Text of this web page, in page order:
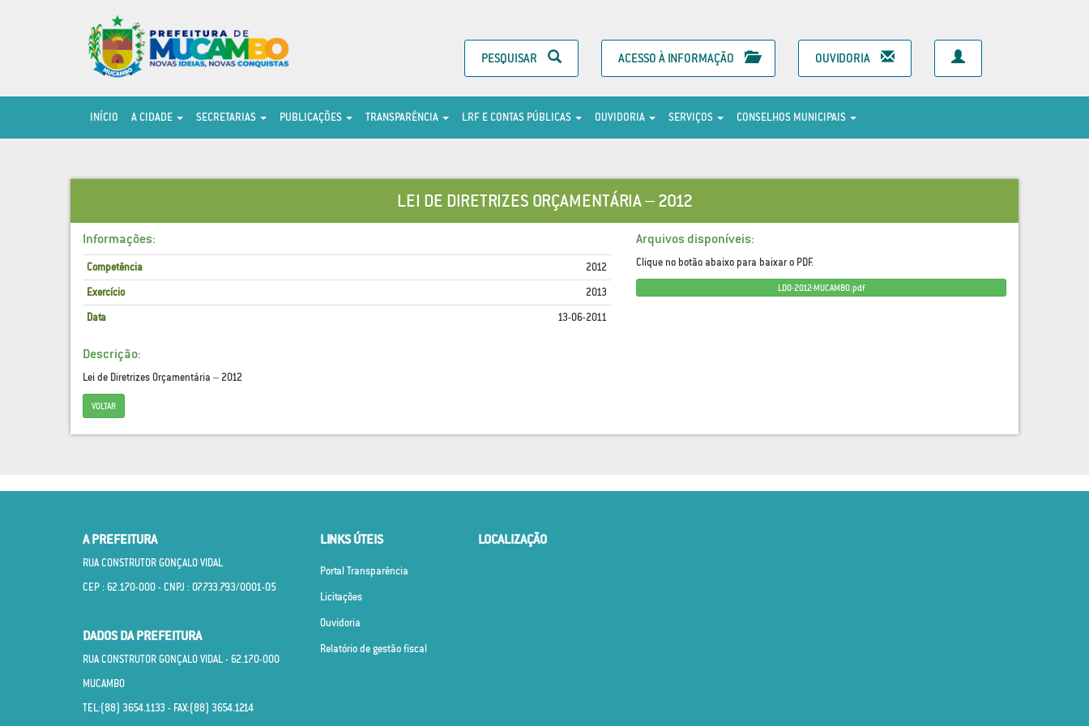
PESQUISAR ACESSO À INFORMAÇÃO OUVIDORIA
INÍCIO A CIDADE SECRETARIAS PUBLICAÇÕES TRANSPARÊNCIA LRF E CONTAS PÚBLICAS OUVIDORIA SERVIÇOS CONSELHOS MUNICIPAIS
LEI DE DIRETRIZES ORÇAMENTÁRIA – 2012
Informações:
Competência 2012
Exercício 2013
Data 13-06-2011
Descrição:
Lei de Diretrizes Orçamentária – 2012
VOLTAR
Arquivos disponíveis:
Clique no botão abaixo para baixar o PDF.
LDO-2012-MUCAMBO.pdf
A PREFEITURA
RUA CONSTRUTOR GONÇALO VIDAL
CEP : 62.170­-000 - CNPJ : 07.733.793/0001­-05
DADOS DA PREFEITURA
RUA CONSTRUTOR GONÇALO VIDAL - 62.170­-000
MUCAMBO
TEL:(88) 3654.1133 - FAX:(88) 3654.1214
LINKS ÚTEIS
Portal Transparência
Licitações
Ouvidoria
Relatório de gestão fiscal
LOCALIZAÇÃO